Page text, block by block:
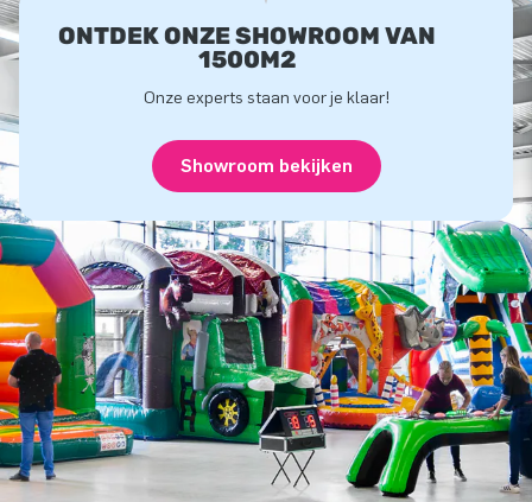
ONTDEK ONZE SHOWROOM VAN
1500M2
Onze experts staan voor je klaar!
Showroom bekijken